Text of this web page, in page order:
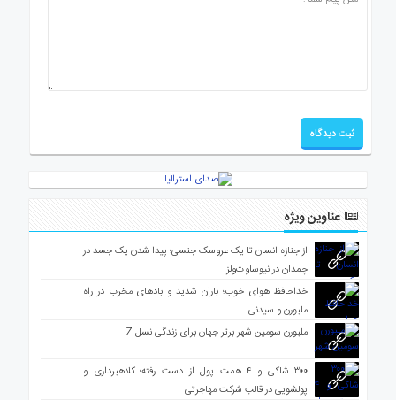
عناوین ویژه
از جنازه انسان تا یک عروسک جنسی؛ پیدا شدن یک جسد در
چمدان در نیوساوت‌ولز
خداحافظ هوای خوب؛ باران شدید و بادهای مخرب در راه
ملبورن و سیدنی
ملبورن سومین شهر برتر جهان برای زندگی نسل Z
۳۰۰ شاکی و ۴ همت پول از دست رفته؛ کلاهبرداری و
پولشویی در قالب شرکت مهاجرتی